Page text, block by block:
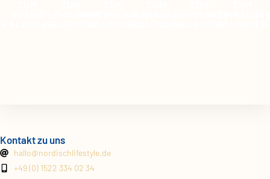
Kontakt zu uns
hallo@nordischlifestyle.de
+49 (0) 1522 334 02 34